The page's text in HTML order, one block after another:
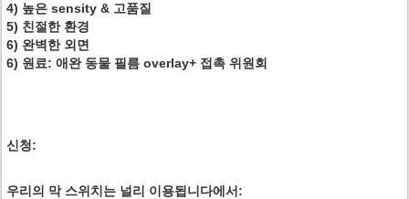
4) 높은 sensity & 고품질
5) 친절한 환경
6) 완벽한 외면
6) 원료: 애완 동물 필름 overlay+ 접촉 위원회
신청:
우리의 막 스위치는 널리 이용됩니다에서: